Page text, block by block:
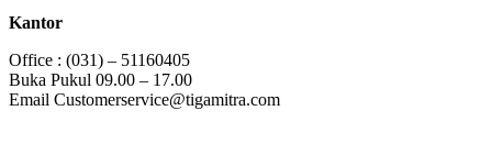
Kantor
Office : (031) – 51160405
Buka Pukul 09.00 – 17.00
Email Customerservice@tigamitra.com